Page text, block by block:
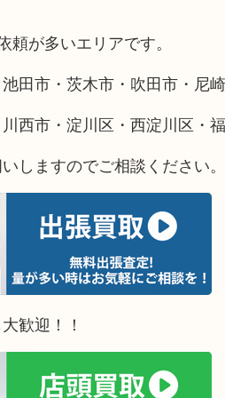
頼が多いエリアです。
田市・茨木市・吹田市・尼
西市・淀川区・西淀川区・
しますのでご相談ください。
歓迎！！